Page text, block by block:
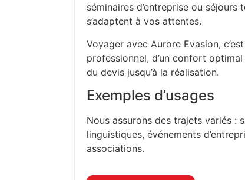
séminaires d’entreprise ou
s’adaptent à vos attentes.
Voyager avec Aurore Evasion,
professionnel, d’un confort
du devis jusqu’à la réalisation.
Exemples d’usages
Nous assurons des trajets variés :
linguistiques, événements
associations.